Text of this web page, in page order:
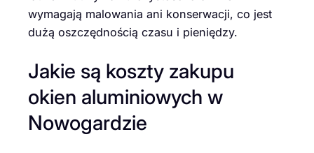
wymagają malowania ani konserwacji, co jest
dużą oszczędnością czasu i pieniędzy.
Jakie są koszty zakupu
okien aluminiowych w
Nowogardzie